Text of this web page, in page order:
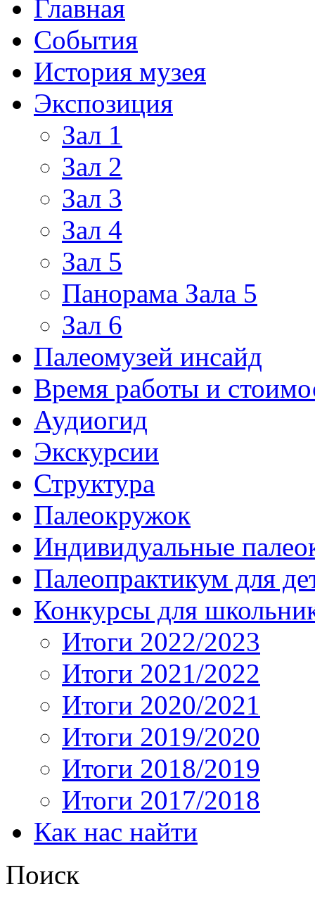
Главная
События
История музея
Экспозиция
Зал 1
Зал 2
Зал 3
Зал 4
Зал 5
Панорама Зала 5
Зал 6
Палеомузей инсайд
Время работы и
Аудиогид
Экскурсии
Структура
Палеокружок
Индивидуальные
Палеопрактикум для
Конкурсы для
Итоги 2022/2023
Итоги 2021/2022
Итоги 2020/2021
Итоги 2019/2020
Итоги 2018/2019
Итоги 2017/2018
Как нас найти
Поиск